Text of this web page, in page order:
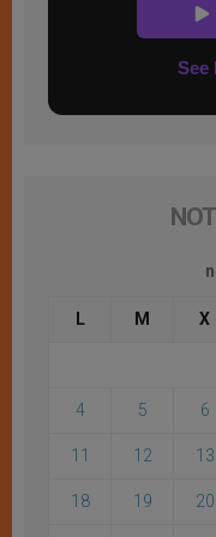
L M X
4 5 6
11 12 13
18 19 20